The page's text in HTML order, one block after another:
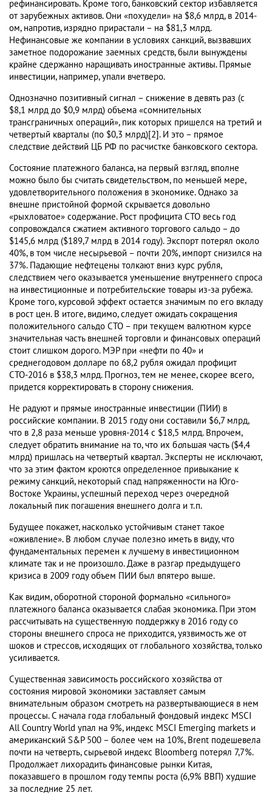
рефинансировать. Кроме того, банковский сектор избавляется
от зарубежных активов. Они «похудели» на $8,6 млрд, в 2014-
ом, напротив, изрядно прирастали – на $81,3 млрд.
Нефинансовые же компании в условиях санкций, вызвавших
заметное подорожание заемных средств, были вынуждены
крайне сдержанно наращивать иностранные активы. Прямые
инвестиции, например, упали вчетверо.
Однозначно позитивный сигнал – снижение в девять раз (с
$8,1 млрд до $0,9 млрд) объема «сомнительных
трансграничных операций», пик которых пришелся на третий и
четвертый кварталы (по $0,3 млрд)[2]. И это – прямое
следствие действий ЦБ РФ по расчистке банковского сектора.
Состояние платежного баланса, на первый взгляд, вполне
можно было бы считать свидетельством, по меньшей мере,
удовлетворительного положения в экономике. Однако за
внешне пристойной формой скрывается довольно
«рыхловатое» содержание. Рост профицита СТО весь год
сопровождался сжатием активного торгового сальдо – до
$145,6 млрд ($189,7 млрд в 2014 году). Экспорт потерял около
40%, в том числе несырьевой – почти 20%, импорт снизился на
37%. Падающие нефтецены толкают вниз курс рубля,
следствием чего оказывается уменьшение внутреннего спроса
на инвестиционные и потребительские товары из-за рубежа.
Кроме того, курсовой эффект остается значимым по его вкладу
в рост цен. В итоге, видимо, следует ожидать сокращения
положительного сальдо СТО – при текущем валютном курсе
значительная часть внешней торговли и финансовых операций
стоит слишком дорого. МЭР при «нефти по 40» и
среднегодовом долларе по 68,2 рубля ожидал профицит
СТО-2016 в $38,3 млрд. Прогноз, тем не менее, скорее всего,
придется корректировать в сторону снижения.
Не радуют и прямые иностранные инвестиции (ПИИ) в
российские компании. В 2015 году они составили $6,7 млрд,
что в 2,8 раза меньше уровня-2014 с $18,5 млрд. Впрочем,
следует обратить внимание на то, что их большая часть ($4,4
млрд) пришлась на четвертый квартал. Эксперты не исключают,
что за этим фактом кроются определенное привыкание к
режиму санкций, некоторый спад напряженности на Юго-
Востоке Украины, успешный переход через очередной
локальный пик погашения внешнего долга и т.п.
Будущее покажет, насколько устойчивым станет такое
«оживление». В любом случае полезно иметь в виду, что
фундаментальных перемен к лучшему в инвестиционном
климате так и не произошло. Даже в разгар предыдущего
кризиса в 2009 году объем ПИИ был впятеро выше.
Как видим, оборотной стороной формально «сильного»
платежного баланса оказывается слабая экономика. При этом
рассчитывать на существенную поддержку в 2016 году со
стороны внешнего спроса не приходится, уязвимость же от
шоков и стрессов, исходящих от глобального хозяйства, только
усиливается.
Существенная зависимость российского хозяйства от
состояния мировой экономики заставляет самым
внимательным образом смотреть на развертывающиеся в нем
процессы. С начала года глобальный фондовый индекс MSCI
All Country World упал на 9%, индекс MSCI Emerging markets и
американский S&P 500 – более чем на 10%, Brent подешевела
почти на четверть, сырьевой индекс Bloomberg потерял 7,7%.
Продолжает лихорадить финансовые рынки Китая,
показавшего в прошлом году темпы роста (6,9% ВВП) худшие
за последние 25 лет.